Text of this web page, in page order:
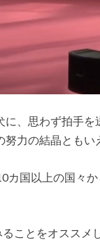
、思わず拍手を
力の結晶ともい
カ国以上の国々
ことをオススメ